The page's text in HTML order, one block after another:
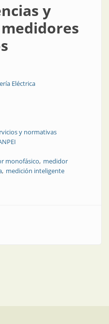
y
Eléctrica
y normativas
monofásico medidor
medición inteligente
y comercios: medidores